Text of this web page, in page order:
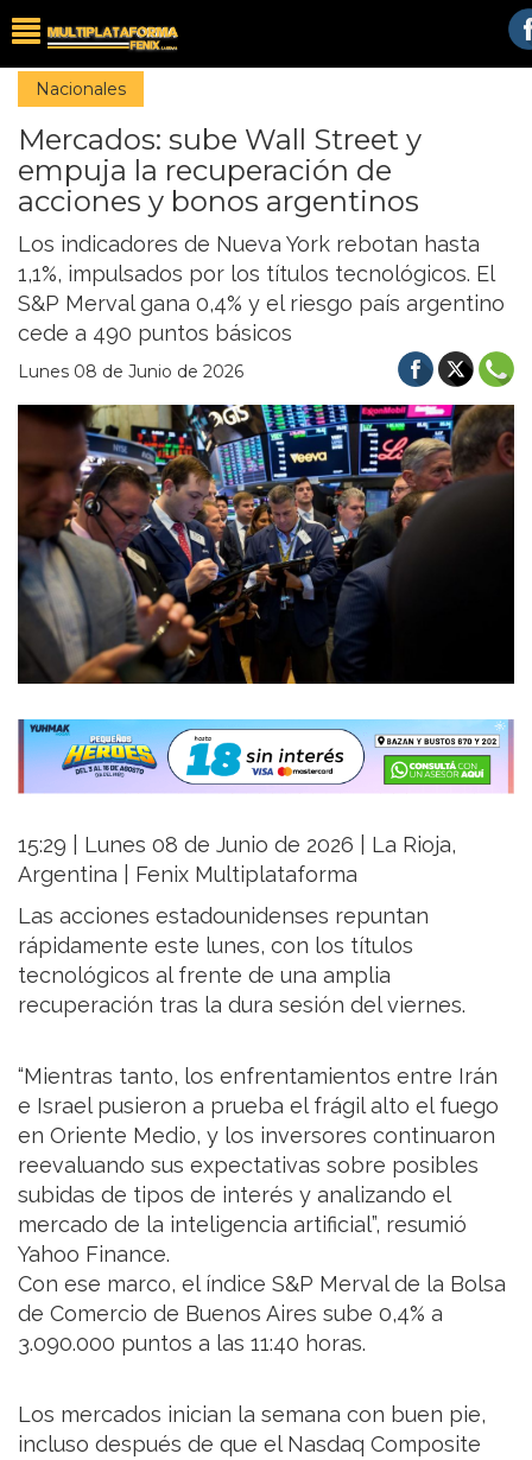
Nacionales
Mercados: sube Wall Street y
empuja la recuperación de
acciones y bonos argentinos
Los indicadores de Nueva York rebotan hasta
1,1%, impulsados por los títulos tecnológicos. El
S&P Merval gana 0,4% y el riesgo país argentino
cede a 490 puntos básicos
Lunes 08 de Junio de 2026
15:29 | Lunes 08 de Junio de 2026 | La Rioja,
Argentina | Fenix Multiplataforma
Las acciones estadounidenses repuntan
rápidamente este lunes, con los títulos
tecnológicos al frente de una amplia
recuperación tras la dura sesión del viernes.
“Mientras tanto, los enfrentamientos entre Irán
e Israel pusieron a prueba el frágil alto el fuego
en Oriente Medio, y los inversores continuaron
reevaluando sus expectativas sobre posibles
subidas de tipos de interés y analizando el
mercado de la inteligencia artificial”, resumió
Yahoo Finance.
Con ese marco, el índice S&P Merval de la Bolsa
de Comercio de Buenos Aires sube 0,4% a
3.090.000 puntos a las 11:40 horas.
Los mercados inician la semana con buen pie,
incluso después de que el Nasdaq Composite